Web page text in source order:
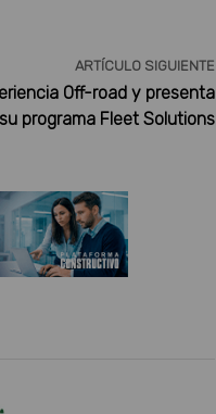
ARTÍCULO SIGUIENTE
Off-road y presenta
su programa Fleet Solutions